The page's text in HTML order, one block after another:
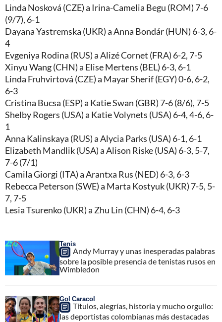
Linda Nosková (CZE) a Irina-Camelia Begu (ROM) 7-6
(9/7), 6-1
Dayana Yastremska (UKR) a Anna Bondár (HUN) 6-3, 6-
4
Evgeniya Rodina (RUS) a Alizé Cornet (FRA) 6-2, 7-5
Xinyu Wang (CHN) a Elise Mertens (BEL) 6-3, 6-1
Linda Fruhvirtová (CZE) a Mayar Sherif (EGY) 0-6, 6-2,
6-3
Cristina Bucsa (ESP) a Katie Swan (GBR) 7-6 (8/6), 7-5
Shelby Rogers (USA) a Katie Volynets (USA) 6-4, 4-6, 6-
1
Anna Kalinskaya (RUS) a Alycia Parks (USA) 6-1, 6-1
Elizabeth Mandlik (USA) a Alison Riske (USA) 6-3, 5-7,
7-6 (7/1)
Camila Giorgi (ITA) a Arantxa Rus (NED) 6-3, 6-3
Rebecca Peterson (SWE) a Marta Kostyuk (UKR) 7-5, 5-
7, 7-5
Lesia Tsurenko (UKR) a Zhu Lin (CHN) 6-4, 6-3
Tenis
Andy Murray y unas inesperadas palabras
sobre la posible presencia de tenistas rusos en
Wimbledon
Gol Caracol
Títulos, alegrías, historia y mucho orgullo:
las deportistas colombianas más destacadas